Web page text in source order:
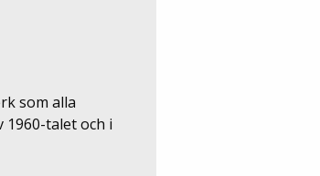
som alla
1960-talet och i